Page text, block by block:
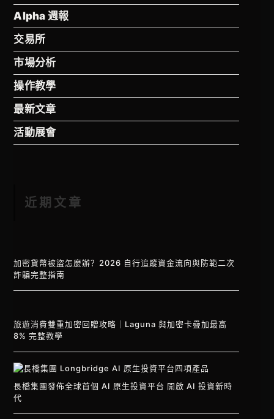
Alpha 週報
交易所
市場分析
操作教學
最新文章
活動展會
近期文章
加密貨幣被盜怎麼辦？2026 自行追蹤資金流向與防範二次
詐騙完整指南
旅遊消費雙重加密回贈攻略｜Laguna 與加密卡疊加最高
8% 完整教學
長橋集團發佈全球首個 AI 原生投資平台 開啟 AI 投資新時
代